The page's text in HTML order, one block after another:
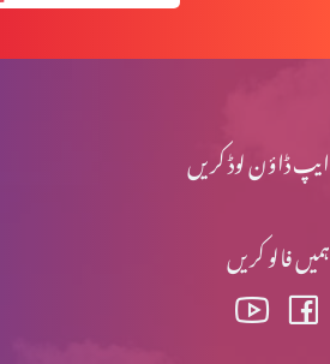
ایپ ڈاؤن لوڈ کریں
ہمیں فالو کریں